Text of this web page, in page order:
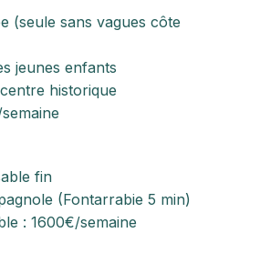
(seule sans vagues côte
jeunes enfants
historique
fin
(Fontarrabie 5 min)
: 1600€/semaine